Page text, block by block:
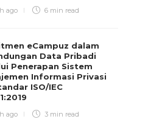
ago 6 min read
eCampuz dalam
Data Pribadi
Penerapan Sistem
Informasi Privasi
ISO/IEC
ago 3 min read